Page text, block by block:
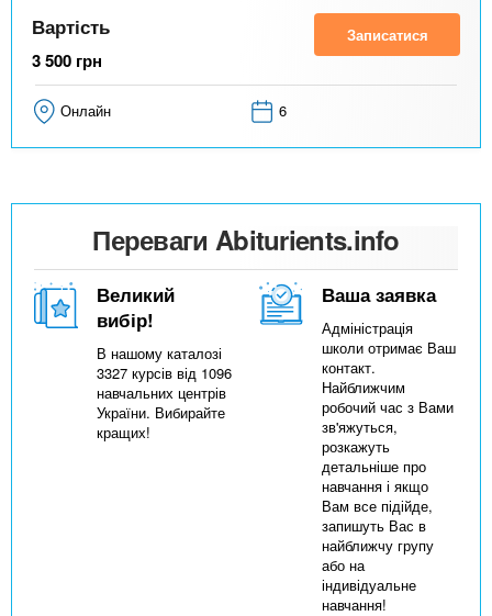
Вартість
3 500 грн
Записатися
Онлайн 6
Переваги Abiturients.info
Великий
вибір!
В нашому каталозі
3327 курсів від 1096
навчальних центрів
України. Вибирайте
кращих!
Ваша заявка
Адміністрація
школи отримає Ваш
контакт.
Найближчим
робочий час з Вами
зв'яжуться,
розкажуть
детальніше про
навчання і якщо
Вам все підійде,
запишуть Вас в
найближчу групу
або на
індивідуальне
навчання!